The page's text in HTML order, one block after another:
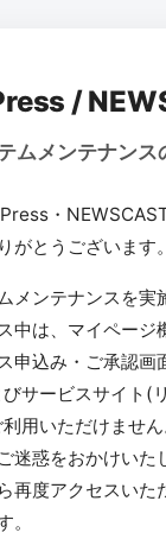
/
ムメンテナンス
・
がとうございます。
メンテナンスを実
中は、マイページ
申込み・ご承認画
サービスサイト(
用いただけません
迷惑をおかけいた
再度アクセスいた
。